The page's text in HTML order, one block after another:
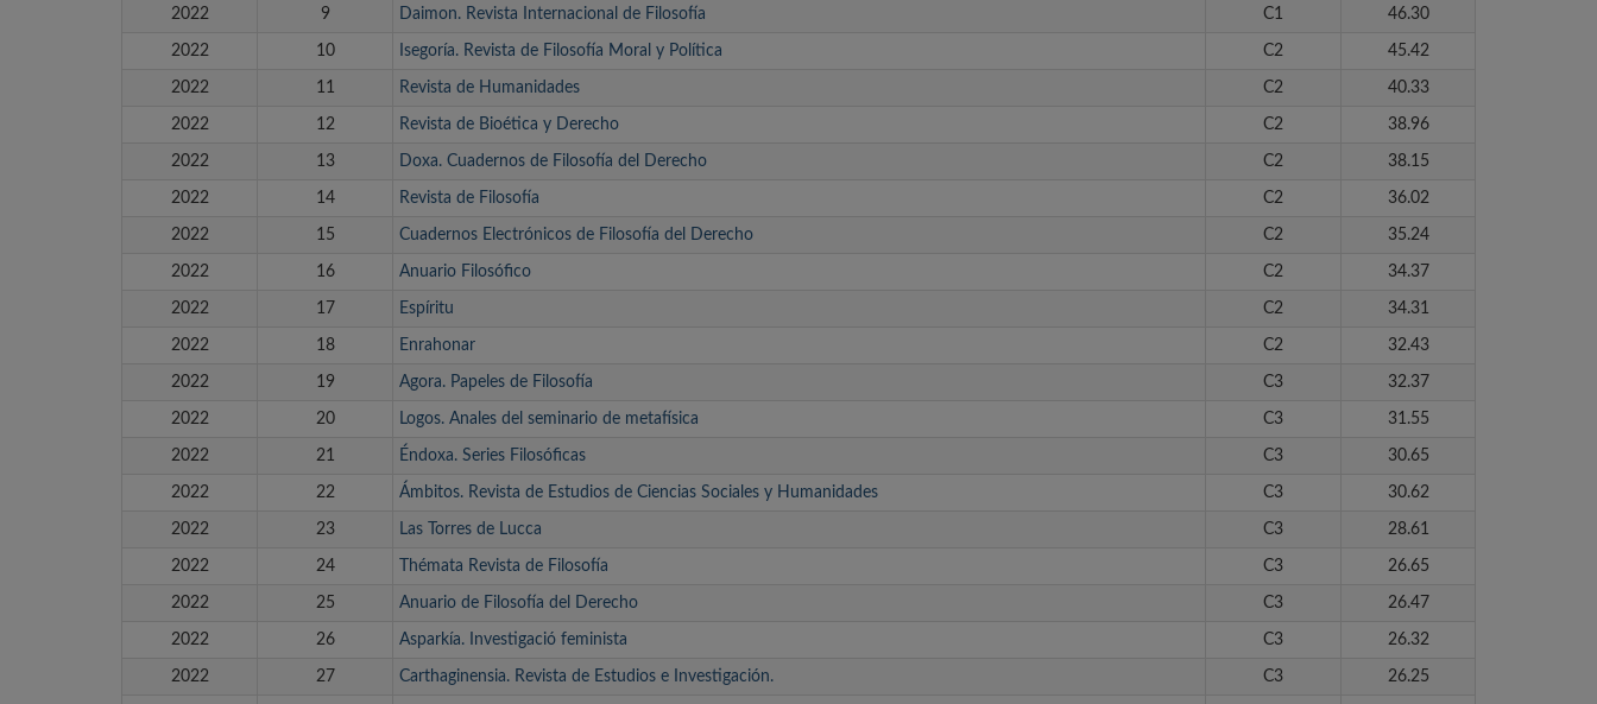
2022 9 Daimon. Revista Internacional de Filosofía C1 46.30
2022 10 Isegoría. Revista de Filosofía Moral y Política C2 45.42
2022 11 Revista de Humanidades C2 40.33
2022 12 Revista de Bioética y Derecho C2 38.96
2022 13 Doxa. Cuadernos de Filosofía del Derecho C2 38.15
2022 14 Revista de Filosofía C2 36.02
2022 15 Cuadernos Electrónicos de Filosofía del Derecho C2 35.24
2022 16 Anuario Filosófico C2 34.37
2022 17 Espíritu C2 34.31
2022 18 Enrahonar C2 32.43
2022 19 Agora. Papeles de Filosofía C3 32.37
2022 20 Logos. Anales del seminario de metafísica C3 31.55
2022 21 Éndoxa. Series Filosóficas C3 30.65
2022 22 Ámbitos. Revista de Estudios de Ciencias Sociales y Humanidades C3 30.62
2022 23 Las Torres de Lucca C3 28.61
2022 24 Thémata Revista de Filosofía C3 26.65
2022 25 Anuario de Filosofía del Derecho C3 26.47
2022 26 Asparkía. Investigació feminista C3 26.32
2022 27 Carthaginensia. Revista de Estudios e Investigación. C3 26.25